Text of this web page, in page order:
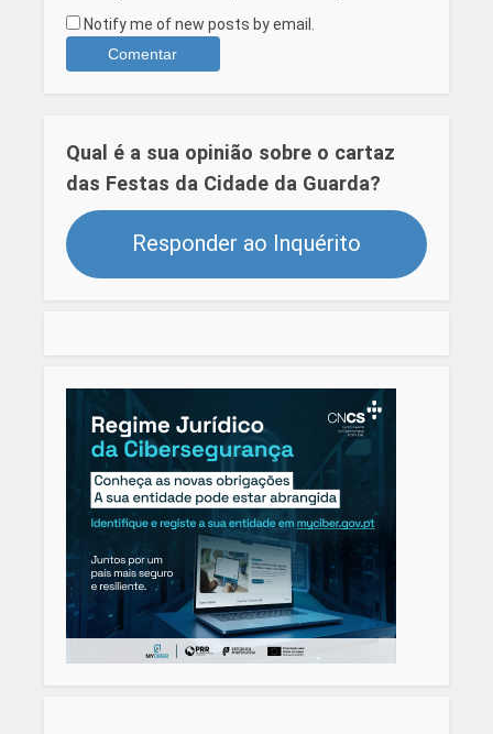
Notify me of new posts by email.
Qual é a sua opinião sobre o cartaz
das Festas da Cidade da Guarda?
Responder ao Inquérito